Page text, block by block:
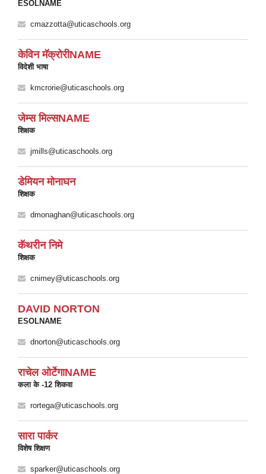
ESOLNAME
cmazzotta@uticaschools.org
केविन मॅक्रोरीNAME
विदेशी भाषा
kmcrorie@uticaschools.org
जेम्स मिल्सNAME
शिक्षक
jmills@uticaschools.org
डेमियन मोनाघन
शिक्षक
dmonaghan@uticaschools.org
कॅथरीन निमे
शिक्षक
cnimey@uticaschools.org
DAVID NORTON
ESOLNAME
dnorton@uticaschools.org
राचेल ओर्टेगाNAME
कला के -12 शिकवा
rortega@uticaschools.org
सारा पार्कर
विशेष शिक्षण
sparker@uticaschools.org